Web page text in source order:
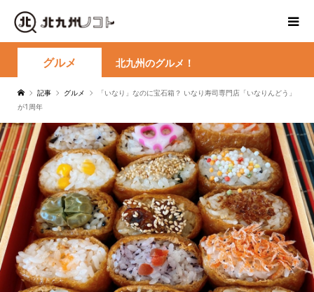
グルメ 北九州のグルメ！
記事 グルメ
「いなり」なのに宝石箱？ いなり寿司専門店「いなりんどう」
が1周年